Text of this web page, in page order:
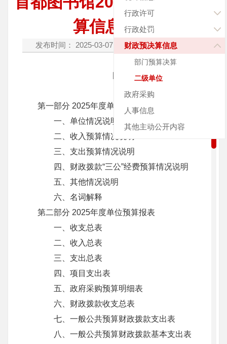
行政许可
行政处罚
财政预决算信息
部门预算决算
二级单位
政府采购
人事信息
其他主动公开内容
算信息公开
发布时间： 2025-03-07 字体：[放大 缩小
第一部分 2025年度单位预算情况说明
一、单位情况说明
二、收入预算情况说明
三、支出预算情况说明
四、财政拨款“三公”经费预算情况说明
五、其他情况说明
六、名词解释
第二部分 2025年度单位预算报表
一、收支总表
二、收入总表
三、支出总表
四、项目支出表
五、政府采购预算明细表
六、财政拨款收支总表
七、一般公共预算财政拨款支出表
八、一般公共预算财政拨款基本支出表